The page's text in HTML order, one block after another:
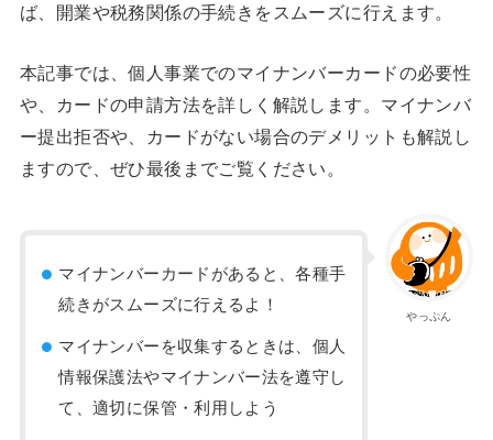
ば、開業や税務関係の手続きをスムーズに行えます。
本記事では、個人事業でのマイナンバーカードの必要性
や、カードの申請方法を詳しく解説します。マイナンバ
ー提出拒否や、カードがない場合のデメリットも解説し
ますので、ぜひ最後までご覧ください。
やっぷん
マイナンバーカードがあると、各種手
続きがスムーズに行えるよ！
マイナンバーを収集するときは、個人
情報保護法やマイナンバー法を遵守し
て、適切に保管・利用しよう